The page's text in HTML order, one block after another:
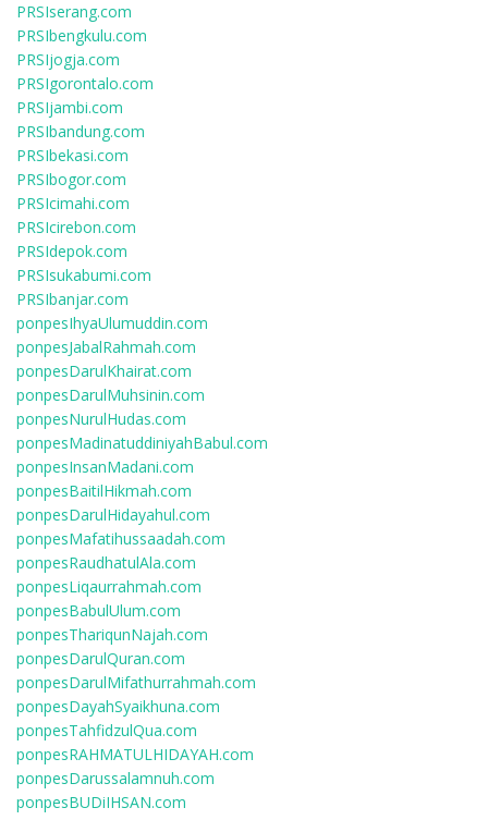
PRSIserang.com
PRSIbengkulu.com
PRSIjogja.com
PRSIgorontalo.com
PRSIjambi.com
PRSIbandung.com
PRSIbekasi.com
PRSIbogor.com
PRSIcimahi.com
PRSIcirebon.com
PRSIdepok.com
PRSIsukabumi.com
PRSIbanjar.com
ponpesIhyaUlumuddin.com
ponpesJabalRahmah.com
ponpesDarulKhairat.com
ponpesDarulMuhsinin.com
ponpesNurulHudas.com
ponpesMadinatuddiniyahBabul.com
ponpesInsanMadani.com
ponpesBaitilHikmah.com
ponpesDarulHidayahul.com
ponpesMafatihussaadah.com
ponpesRaudhatulAla.com
ponpesLiqaurrahmah.com
ponpesBabulUlum.com
ponpesThariqunNajah.com
ponpesDarulQuran.com
ponpesDarulMifathurrahmah.com
ponpesDayahSyaikhuna.com
ponpesTahfidzulQua.com
ponpesRAHMATULHIDAYAH.com
ponpesDarussalamnuh.com
ponpesBUDiIHSAN.com